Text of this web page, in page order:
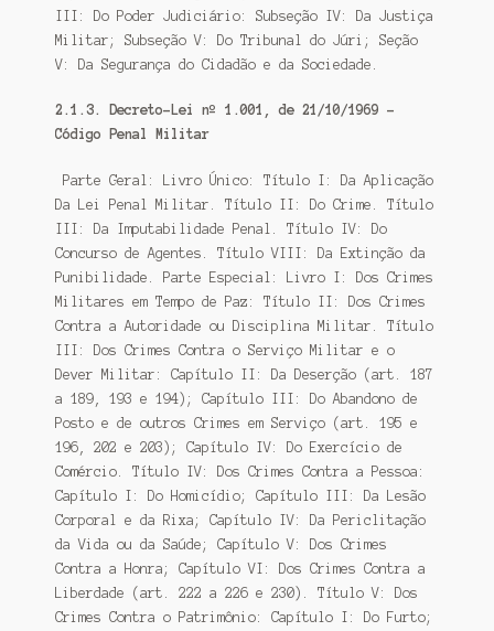
III: Do Poder Judiciário: Subseção IV: Da Justiça
Militar; Subseção V: Do Tribunal do Júri; Seção
V: Da Segurança do Cidadão e da Sociedade.
2.1.3. Decreto-Lei nº 1.001, de 21/10/1969 –
Código Penal Militar
Parte Geral: Livro Único: Título I: Da Aplicação
Da Lei Penal Militar. Título II: Do Crime. Título
III: Da Imputabilidade Penal. Título IV: Do
Concurso de Agentes. Título VIII: Da Extinção da
Punibilidade. Parte Especial: Livro I: Dos Crimes
Militares em Tempo de Paz: Título II: Dos Crimes
Contra a Autoridade ou Disciplina Militar. Título
III: Dos Crimes Contra o Serviço Militar e o
Dever Militar: Capítulo II: Da Deserção (art. 187
a 189, 193 e 194); Capítulo III: Do Abandono de
Posto e de outros Crimes em Serviço (art. 195 e
196, 202 e 203); Capítulo IV: Do Exercício de
Comércio. Título IV: Dos Crimes Contra a Pessoa:
Capítulo I: Do Homicídio; Capítulo III: Da Lesão
Corporal e da Rixa; Capítulo IV: Da Periclitação
da Vida ou da Saúde; Capítulo V: Dos Crimes
Contra a Honra; Capítulo VI: Dos Crimes Contra a
Liberdade (art. 222 a 226 e 230). Título V: Dos
Crimes Contra o Patrimônio: Capítulo I: Do Furto;